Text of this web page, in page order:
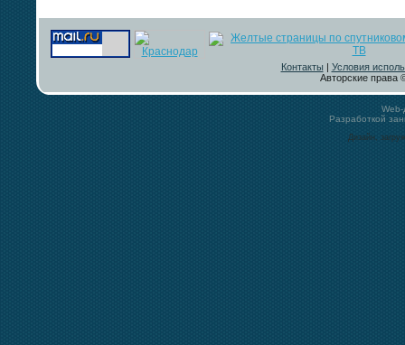
Контакты | Условия
Авторские права
Разработкой
Дизайн,